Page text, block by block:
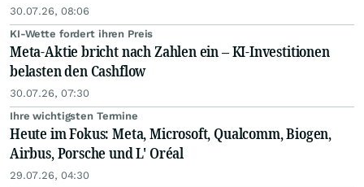
30.07.26, 08:06
KI-Wette fordert ihren Preis
Meta-Aktie bricht nach Zahlen ein – KI-Investitionen
belasten den Cashflow
30.07.26, 07:30
Ihre wichtigsten Termine
Heute im Fokus: Meta, Microsoft, Qualcomm, Biogen,
Airbus, Porsche und L' Oréal
29.07.26, 04:30